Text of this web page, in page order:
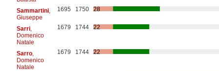
Sammartini,
Giuseppe
1695 1750 28
Sarri,
Domenico
Natale
1679 1744 22
Sarro,
Domenico
Natale
1679 1744 22